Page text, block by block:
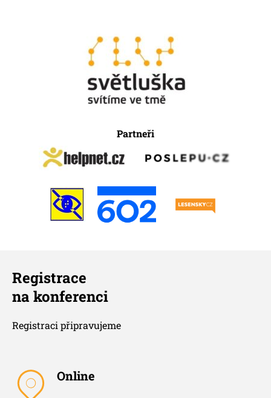
Partneři
Registrace
na konferenci
Registraci připravujeme
Online